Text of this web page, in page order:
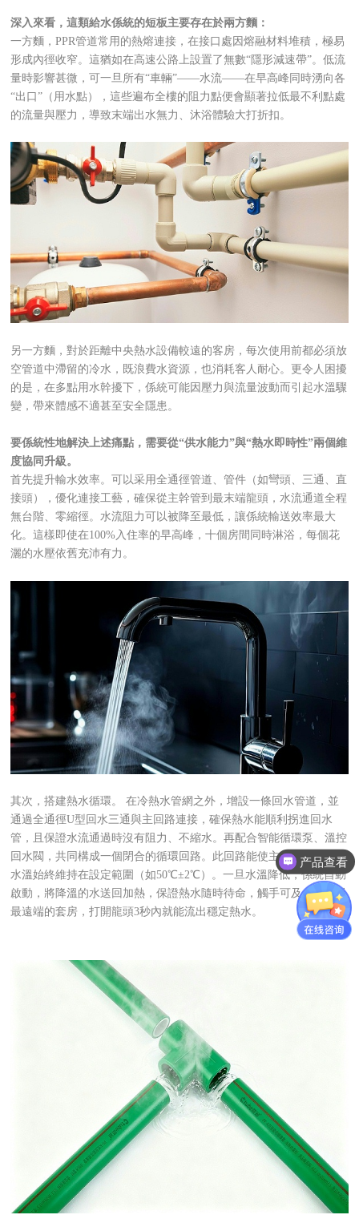
深入來看，這類給水係統的短板主要存在於兩方麵：
一方麵，PPR管道常用的熱熔連接，在接口處因熔融材料堆積，極易
形成內徑收窄。這猶如在高速公路上設置了無數“隱形減速帶”。低流
量時影響甚微，可一旦所有“車輛”——水流——在早高峰同時湧向各
“出口”（用水點），這些遍布全樓的阻力點便會顯著拉低最不利點處
的流量與壓力，導致末端出水無力、沐浴體驗大打折扣。
另一方麵，對於距離中央熱水設備較遠的客房，每次使用前都必須放
空管道中滯留的冷水，既浪費水資源，也消耗客人耐心。更令人困擾
的是，在多點用水幹擾下，係統可能因壓力與流量波動而引起水溫驟
變，帶來體感不適甚至安全隱患。
要係統性地解決上述痛點，需要從“供水能力”與“熱水即時性”兩個維
度協同升級。
首先提升輸水效率。可以采用全通徑管道、管件（如彎頭、三通、直
接頭），優化連接工藝，確保從主幹管到最末端龍頭，水流通道全程
無台階、零縮徑。水流阻力可以被降至最低，讓係統輸送效率最大
化。這樣即使在100%入住率的早高峰，十個房間同時淋浴，每個花
灑的水壓依舊充沛有力。
其次，搭建熱水循環。 在冷熱水管網之外，增設一條回水管道，並
通過全通徑U型回水三通與主回路連接，確保熱水能順利拐進回水
管，且保證水流通過時沒有阻力、不縮水。再配合智能循環泵、溫控
回水閥，共同構成一個閉合的循環回路。此回路能使主幹熱水管中的
水溫始終維持在設定範圍（如50℃±2℃）。一旦水溫降低，係統自動
啟動，將降溫的水送回加熱，保證熱水隨時待命，觸手可及。哪怕是
最遠端的套房，打開龍頭3秒內就能流出穩定熱水。
产品查看
材通管家